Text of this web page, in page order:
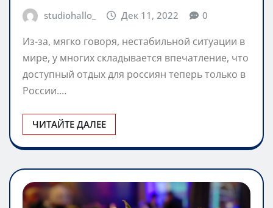
studiohallo_ Дек 11, 2022 0
Из-за, мягко говоря, нестабильной ситуации в
мире, у многих складывается впечатление, что
доступный отдых для россиян теперь только в
России.…
ЧИТАЙТЕ ДАЛЕЕ